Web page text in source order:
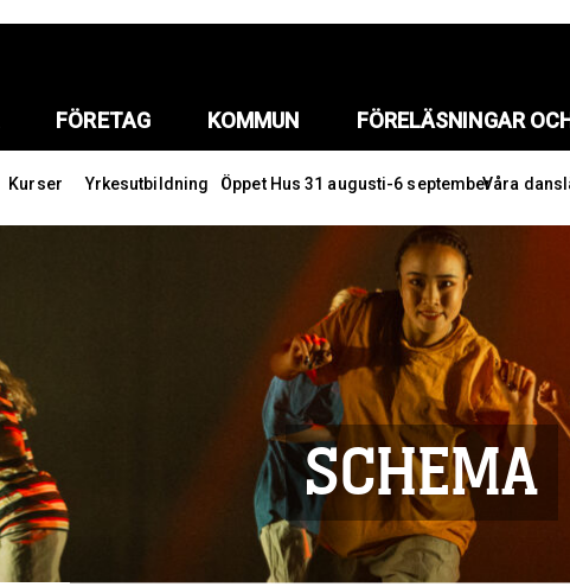
FÖRETAG KOMMUN FÖRELÄSNINGAR
Kurser Yrkesutbildning Öppet Hus 31 augusti-6 septemberVåra
SCHEMA